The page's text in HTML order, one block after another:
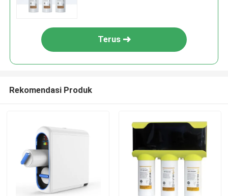
Terus
Rekomendasi Produk